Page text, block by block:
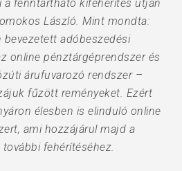
a fenntartható kifehérítés útján
László. Mint mondta:
bevezetett adóbeszedési
online pénztárgéprendszer és
árufuvarozó rendszer –
fűzött reményeket. Ezért
élesben is elinduló online
ami hozzájárul majd a
fehérítéséhez.